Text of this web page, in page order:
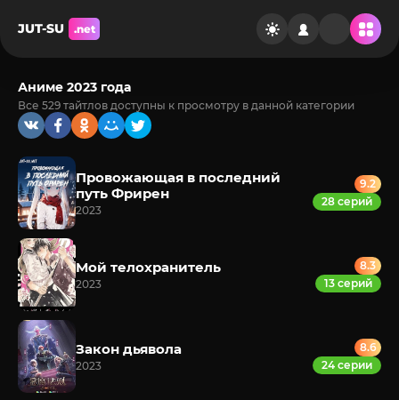
JUT-SU .net
Аниме 2023 года
Все 529 тайтлов доступны к просмотру в данной категории
Провожающая в последний
путь Фрирен
2023
9.2
28 серий
Мой телохранитель
2023
8.3
13 серий
Закон дьявола
2023
8.6
24 серии